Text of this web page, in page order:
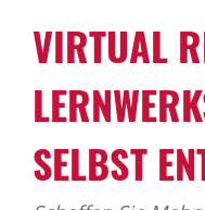
Förderungen
Projekte
Über uns
VIRTUAL
SELBST